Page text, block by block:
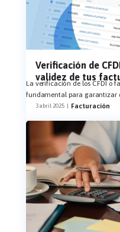
Verificación de
validez de tus
La verificación de los CFDI o
fundamental para garantizar
3 abril 2025 | Facturación